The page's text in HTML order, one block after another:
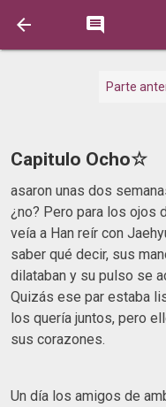
 
Parte
Capitulo Ocho☆
asaron unas dos
¿no? Pero para los ojos
veía a Han reír con
saber qué decir, sus
dilataban y su pulso se
Quizás ese par estaba
los quería juntos, pero
sus corazones.
Un día los amigos de